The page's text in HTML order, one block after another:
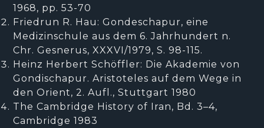
1968, pp. 53-70
Friedrun R. Hau: Gondeschapur, eine
Medizinschule aus dem 6. Jahrhundert n.
Chr. Gesnerus, XXXVI/1979, S. 98-115.
Heinz Herbert Schöffler: Die Akademie von
Gondischapur. Aristoteles auf dem Wege in
den Orient, 2. Aufl., Stuttgart 1980
The Cambridge History of Iran, Bd. 3–4,
Cambridge 1983